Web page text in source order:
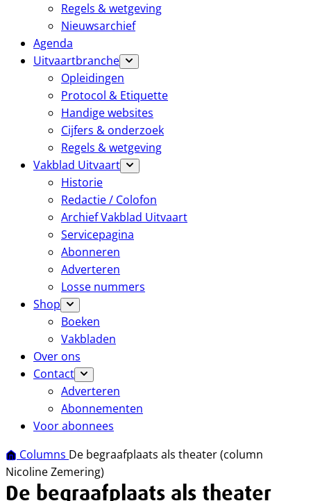
Regels & wetgeving
Nieuwsarchief
Agenda
Uitvaartbranche
Opleidingen
Protocol & Etiquette
Handige websites
Cijfers & onderzoek
Regels & wetgeving
Vakblad Uitvaart
Historie
Redactie / Colofon
Archief Vakblad Uitvaart
Servicepagina
Abonneren
Adverteren
Losse nummers
Shop
Boeken
Vakbladen
Over ons
Contact
Adverteren
Abonnementen
Voor abonnees
Columns De begraafplaats als theater (column
Nicoline Zemering)
De begraafplaats als theater